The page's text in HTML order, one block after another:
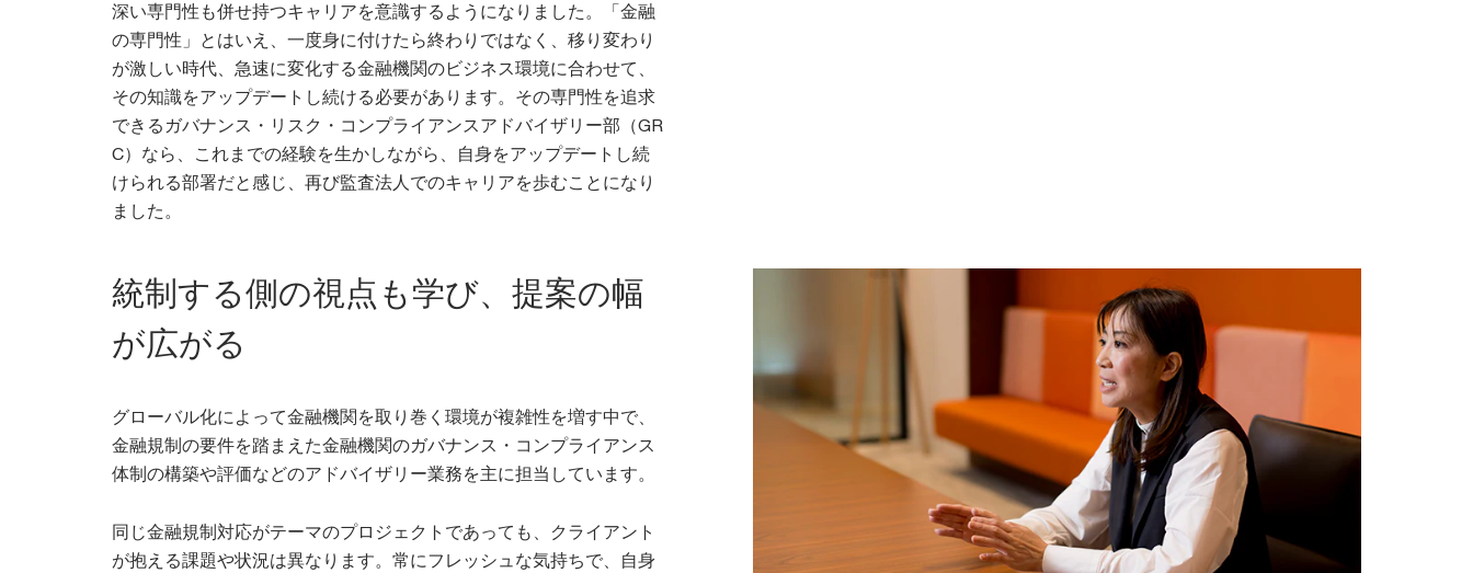
深い専門性も併せ持つキャリアを意識するようになりました。「金融
の専門性」とはいえ、一度身に付けたら終わりではなく、移り変わり
が激しい時代、急速に変化する金融機関のビジネス環境に合わせて、
その知識をアップデートし続ける必要があります。その専門性を追求
できるガバナンス・リスク・コンプライアンスアドバイザリー部（GR
C）なら、これまでの経験を生かしながら、自身をアップデートし続
けられる部署だと感じ、再び監査法人でのキャリアを歩むことになり
ました。
統制する側の視点も学び、提案の幅
が広がる
グローバル化によって金融機関を取り巻く環境が複雑性を増す中で、
金融規制の要件を踏まえた金融機関のガバナンス・コンプライアンス
体制の構築や評価などのアドバイザリー業務を主に担当しています。
同じ金融規制対応がテーマのプロジェクトであっても、クライアント
が抱える課題や状況は異なります。常にフレッシュな気持ちで、自身